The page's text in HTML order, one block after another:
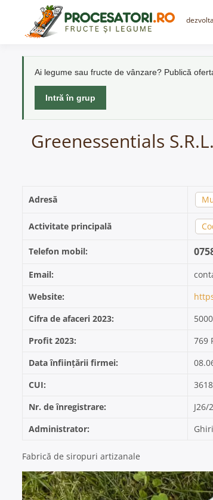
content
Ai legume sau fructe de vânzare? Publică
Intră în grup
Greenessentials
Adresă
Activitate principală
Telefon mobil:
Email:
Website:
Cifra de afaceri 2023:
Profit 2023:
769
Data înființării firmei:
CUI:
Nr. de înregistrare:
J26/
Administrator:
Fabrică de siropuri artizanale